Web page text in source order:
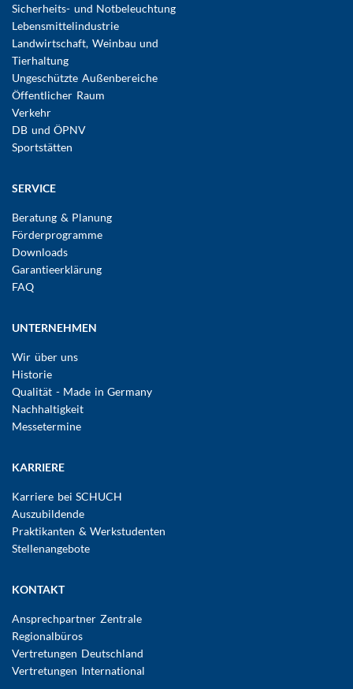
Sicherheits- und Notbeleuchtung
Lebensmittelindustrie
Landwirtschaft, Weinbau und
Tierhaltung
Ungeschützte Außenbereiche
Öffentlicher Raum
Verkehr
DB und ÖPNV
Sportstätten
SERVICE
Beratung & Planung
Förderprogramme
Downloads
Garantieerklärung
FAQ
UNTERNEHMEN
Wir über uns
Historie
Qualität - Made in Germany
Nachhaltigkeit
Messetermine
KARRIERE
Karriere bei SCHUCH
Auszubildende
Praktikanten & Werkstudenten
Stellenangebote
KONTAKT
Ansprechpartner Zentrale
Regionalbüros
Vertretungen Deutschland
Vertretungen International